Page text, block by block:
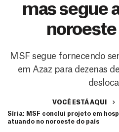
mas segue
MSF segue fornecendo
em Azaz para dezenas
VOCÊ ESTÁ AQUI
Síria: MSF conclui projeto em
atuando no noroeste do país